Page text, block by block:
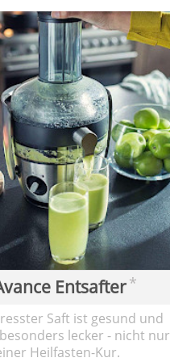
Entsafter*
Saft ist gesund und
lecker - nicht nur
Heilfasten-Kur.